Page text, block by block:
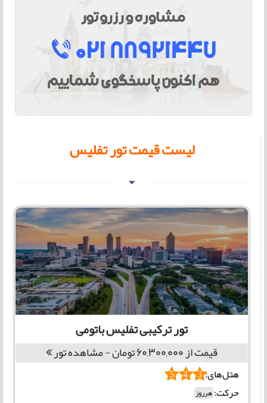
لیست قیمت تور تفلیس
تور ترکیبی تفلیس باتومی
قیمت از 60,300,000 تومان - مشاهده تور
هتل‌های: 3
4
5
حرکت:هرروز